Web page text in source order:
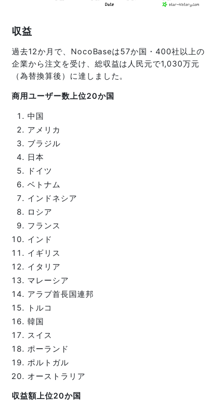
収益
過去12か月で、NocoBaseは57か国・400社以上の
企業から注文を受け、総収益は人民元で1,030万元
（為替換算後）に達しました。
商用ユーザー数上位20か国
中国
アメリカ
ブラジル
日本
ドイツ
ベトナム
インドネシア
ロシア
フランス
インド
イギリス
イタリア
マレーシア
アラブ首長国連邦
トルコ
韓国
スイス
ポーランド
ポルトガル
オーストラリア
収益額上位20か国